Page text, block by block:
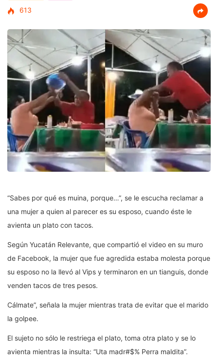
613
“Sabes por qué es muina, porque…”, se le escucha reclamar a
una mujer a quien al parecer es su esposo, cuando éste le
avienta un plato con tacos.
Según Yucatán Relevante, que compartió el video en su muro
de Facebook, la mujer que fue agredida estaba molesta porque
su esposo no la llevó al Vips y terminaron en un tianguis, donde
venden tacos de tres pesos.
Cálmate”, señala la mujer mientras trata de evitar que el marido
la golpee.
El sujeto no sólo le restriega el plato, toma otra plato y se lo
avienta mientras la insulta: “Uta madr#$% Perra maldita”.